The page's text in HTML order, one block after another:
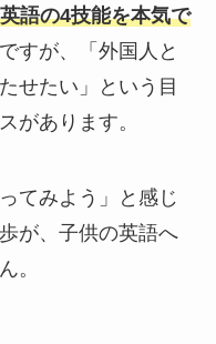
英語の4技能を本気で
すが、「外国人と
せたい」という目
があります。
てみよう」と感じ
が、子供の英語へ
。